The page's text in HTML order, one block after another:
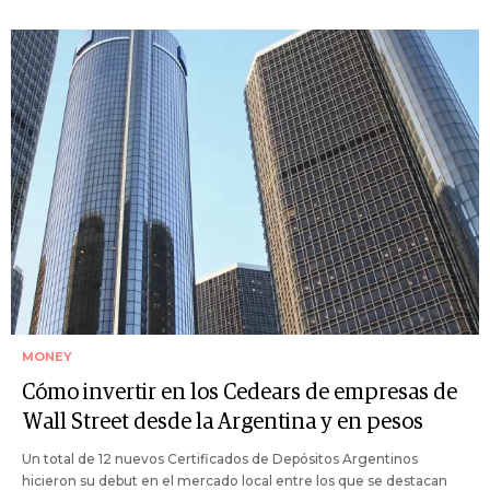
MONEY
Cómo invertir en los Cedears de empresas de
Wall Street desde la Argentina y en pesos
Un total de 12 nuevos Certificados de Depósitos Argentinos
hicieron su debut en el mercado local entre los que se destacan